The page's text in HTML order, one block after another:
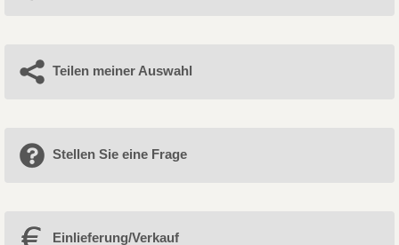
Teilen meiner Auswahl
Stellen Sie eine Frage
Einlieferung/Verkauf